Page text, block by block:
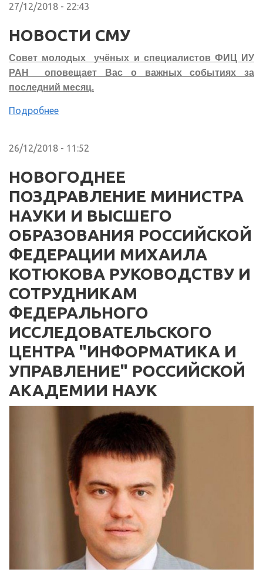
27/12/2018 - 22:43
НОВОСТИ СМУ
Совет молодых учёных и специалистов ФИЦ ИУ
РАН оповещает Вас о важных событиях за
последний месяц.
Подробнее
26/12/2018 - 11:52
НОВОГОДНЕЕ
ПОЗДРАВЛЕНИЕ МИНИСТРА
НАУКИ И ВЫСШЕГО
ОБРАЗОВАНИЯ РОССИЙСКОЙ
ФЕДЕРАЦИИ МИХАИЛА
КОТЮКОВА РУКОВОДСТВУ И
СОТРУДНИКАМ
ФЕДЕРАЛЬНОГО
ИССЛЕДОВАТЕЛЬСКОГО
ЦЕНТРА "ИНФОРМАТИКА И
УПРАВЛЕНИЕ" РОССИЙСКОЙ
АКАДЕМИИ НАУК